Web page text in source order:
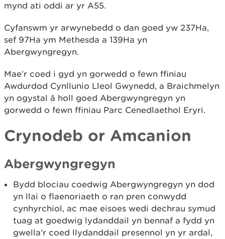
mynd ati oddi ar yr A55.
Cyfanswm yr arwynebedd o dan goed yw 237Ha,
sef 97Ha ym Methesda a 139Ha yn
Abergwyngregyn.
Mae’r coed i gyd yn gorwedd o fewn ffiniau
Awdurdod Cynllunio Lleol Gwynedd, a Braichmelyn
yn ogystal â holl goed Abergwyngregyn yn
gorwedd o fewn ffiniau Parc Cenedlaethol Eryri.
Crynodeb or Amcanion
Abergwyngregyn
Bydd blociau coedwig Abergwyngregyn yn dod
yn llai o flaenoriaeth o ran pren conwydd
cynhyrchiol, ac mae eisoes wedi dechrau symud
tuag at goedwig lydanddail yn bennaf a fydd yn
gwella'r coed llydanddail presennol yn yr ardal,